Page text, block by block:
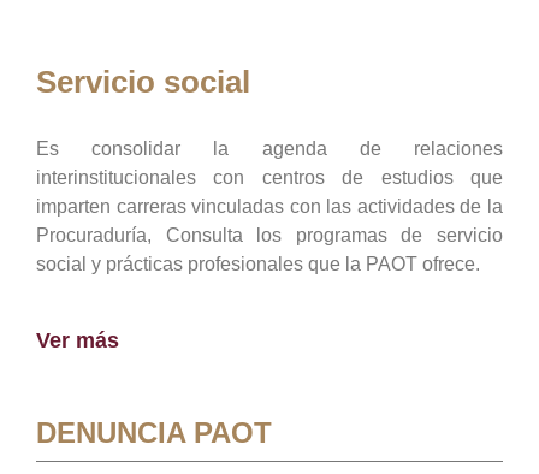
Servicio social
Es consolidar la agenda de relaciones
interinstitucionales con centros de estudios que
imparten carreras vinculadas con las actividades de la
Procuraduría, Consulta los programas de servicio
social y prácticas profesionales que la PAOT ofrece.
Ver más
DENUNCIA PAOT